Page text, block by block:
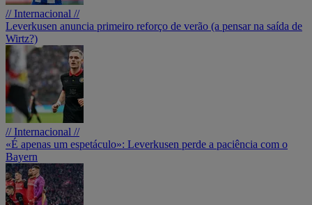
// Internacional //
Leverkusen anuncia primeiro reforço de verão (a pensar na saída de
Wirtz?)
// Internacional //
«É apenas um espetáculo»: Leverkusen perde a paciência com o
Bayern